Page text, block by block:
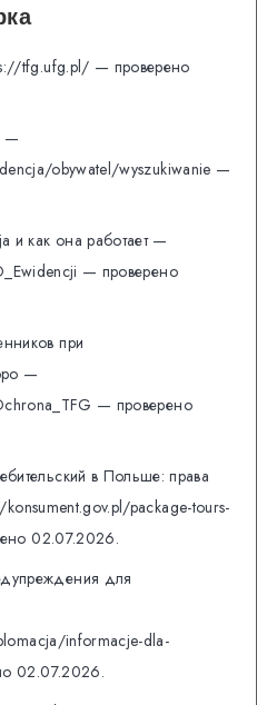
tfg.ufg.pl/ — проверено
—
obywatel/wyszukiwanie —
и как она работает —
— проверено
при
—
— проверено
в Польше: права
package-tours-
02.07.2026.
для
informacje-dla-
02.07.2026.